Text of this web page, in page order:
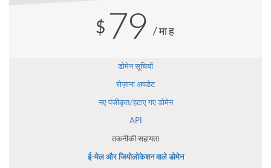
$ 79 /माह
डोमेन सूचियों
रोज़ाना अपडेट
नए पंजीकृत/हटाए गए डोमेन
API
तकनीकी सहायता
ई-मेल और जियोलोकेशन वाले डोमेन